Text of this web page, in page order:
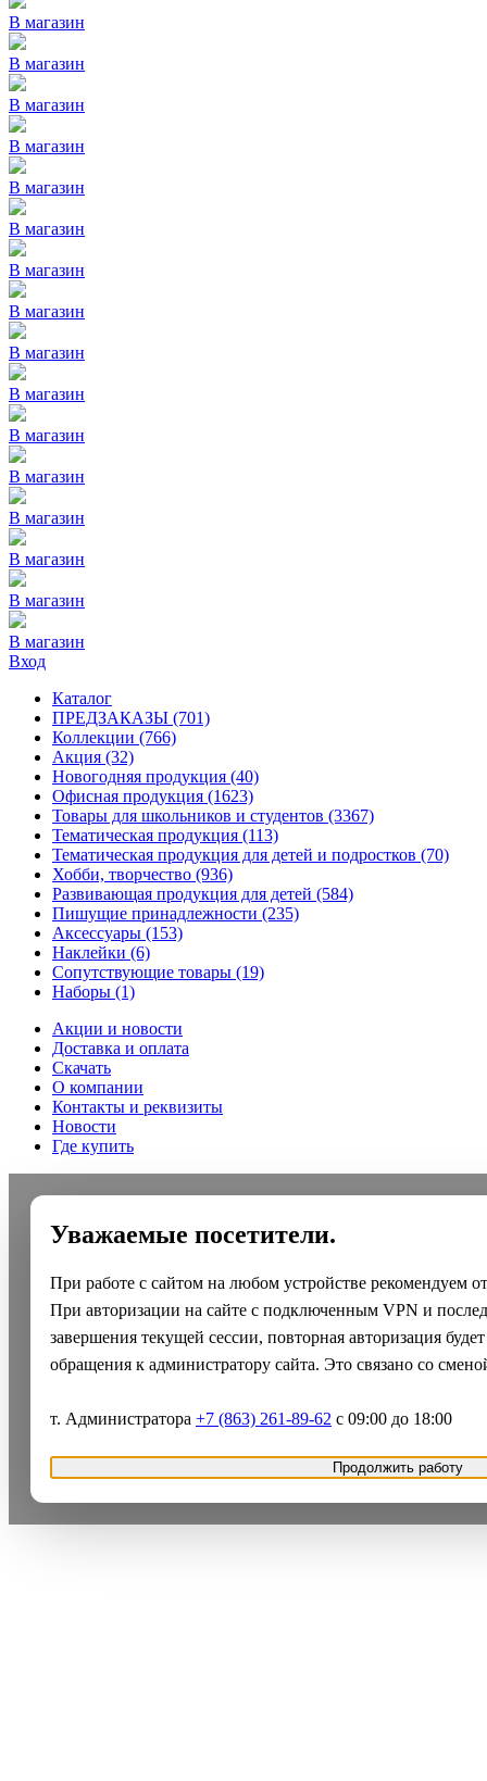
В магазин
В магазин
В магазин
В магазин
В магазин
В магазин
В магазин
В магазин
В магазин
В магазин
В магазин
В магазин
В магазин
В магазин
В магазин
В магазин
Вход
Каталог
ПРЕДЗАКАЗЫ (701)
Коллекции (766)
Акция (32)
Новогодняя продукция (40)
Офисная продукция (1623)
Товары для школьников и студентов (3367)
Тематическая продукция (113)
Тематическая продукция для детей и подростков (70)
Хобби, творчество (936)
Развивающая продукция для детей (584)
Пишущие принадлежности (235)
Аксессуары (153)
Наклейки (6)
Сопутствующие товары (19)
Наборы (1)
Акции и новости
Доставка и оплата
Скачать
О компании
Контакты и реквизиты
Новости
Где купить
Уважаемые посетители.
При работе с сайтом на любом устройстве рекомендуем
При авторизации на сайте с подключенным VPN и
завершения текущей сессии, повторная авторизация
обращения к администратору сайта. Это связано со
т. Администратора +7 (863) 261-89-62 с 09:00 до 18:00
Продолжить работу